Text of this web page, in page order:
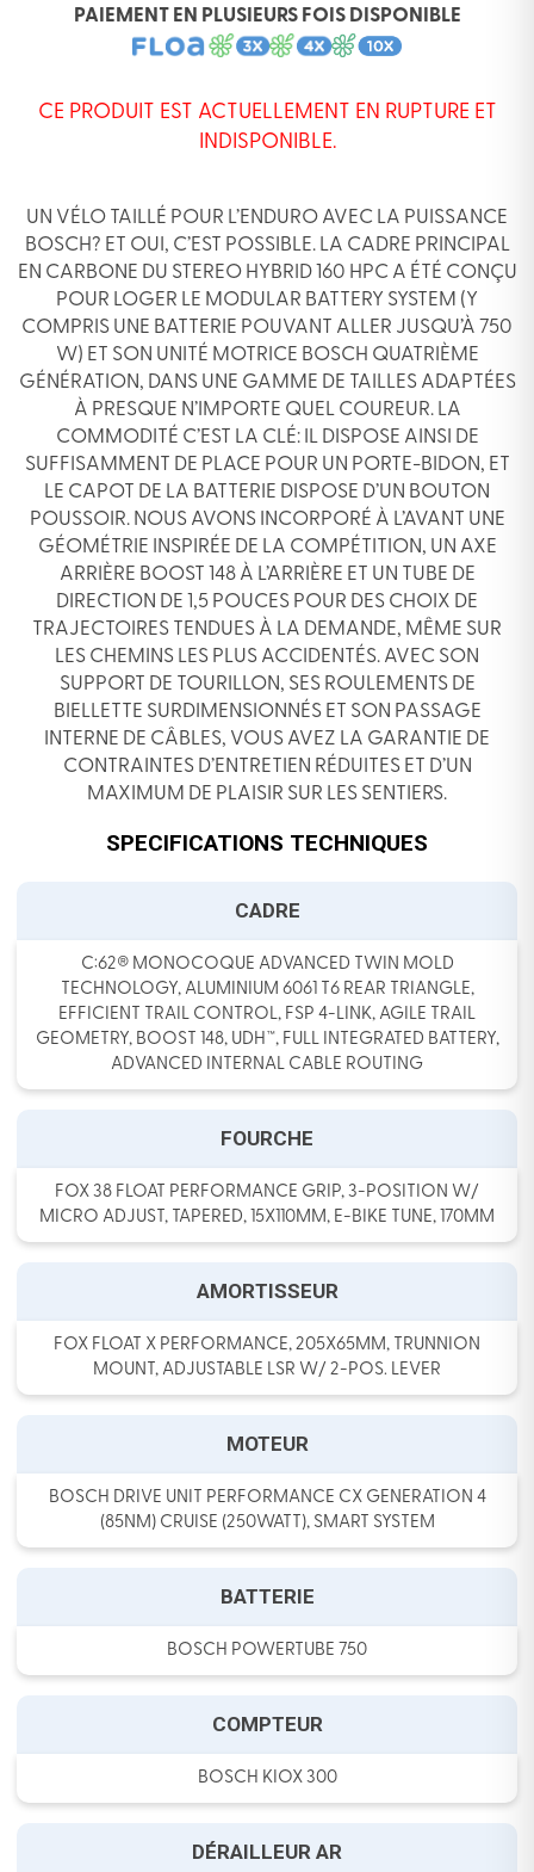
PAIEMENT EN PLUSIEURS FOIS DISPONIBLE
CE PRODUIT EST ACTUELLEMENT EN RUPTURE ET
INDISPONIBLE.
UN VÉLO TAILLÉ POUR L’ENDURO AVEC LA PUISSANCE
BOSCH? ET OUI, C’EST POSSIBLE. LA CADRE PRINCIPAL
EN CARBONE DU STEREO HYBRID 160 HPC A ÉTÉ CONÇU
POUR LOGER LE MODULAR BATTERY SYSTEM (Y
COMPRIS UNE BATTERIE POUVANT ALLER JUSQU’À 750
W) ET SON UNITÉ MOTRICE BOSCH QUATRIÈME
GÉNÉRATION, DANS UNE GAMME DE TAILLES ADAPTÉES
À PRESQUE N’IMPORTE QUEL COUREUR. LA
COMMODITÉ C’EST LA CLÉ: IL DISPOSE AINSI DE
SUFFISAMMENT DE PLACE POUR UN PORTE-BIDON, ET
LE CAPOT DE LA BATTERIE DISPOSE D’UN BOUTON
POUSSOIR. NOUS AVONS INCORPORÉ À L’AVANT UNE
GÉOMÉTRIE INSPIRÉE DE LA COMPÉTITION, UN AXE
ARRIÈRE BOOST 148 À L’ARRIÈRE ET UN TUBE DE
DIRECTION DE 1,5 POUCES POUR DES CHOIX DE
TRAJECTOIRES TENDUES À LA DEMANDE, MÊME SUR
LES CHEMINS LES PLUS ACCIDENTÉS. AVEC SON
SUPPORT DE TOURILLON, SES ROULEMENTS DE
BIELLETTE SURDIMENSIONNÉS ET SON PASSAGE
INTERNE DE CÂBLES, VOUS AVEZ LA GARANTIE DE
CONTRAINTES D’ENTRETIEN RÉDUITES ET D’UN
MAXIMUM DE PLAISIR SUR LES SENTIERS.
SPECIFICATIONS TECHNIQUES
CADRE
C:62® MONOCOQUE ADVANCED TWIN MOLD
TECHNOLOGY, ALUMINIUM 6061 T6 REAR TRIANGLE,
EFFICIENT TRAIL CONTROL, FSP 4-LINK, AGILE TRAIL
GEOMETRY, BOOST 148, UDH™, FULL INTEGRATED BATTERY,
ADVANCED INTERNAL CABLE ROUTING
FOURCHE
FOX 38 FLOAT PERFORMANCE GRIP, 3-POSITION W/
MICRO ADJUST, TAPERED, 15X110MM, E-BIKE TUNE, 170MM
AMORTISSEUR
FOX FLOAT X PERFORMANCE, 205X65MM, TRUNNION
MOUNT, ADJUSTABLE LSR W/ 2-POS. LEVER
MOTEUR
BOSCH DRIVE UNIT PERFORMANCE CX GENERATION 4
(85NM) CRUISE (250WATT), SMART SYSTEM
BATTERIE
BOSCH POWERTUBE 750
COMPTEUR
BOSCH KIOX 300
DÉRAILLEUR AR